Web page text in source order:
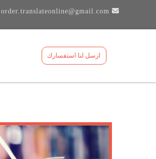
order.translateonline@gmail.com
ارسل لنا استفسارك